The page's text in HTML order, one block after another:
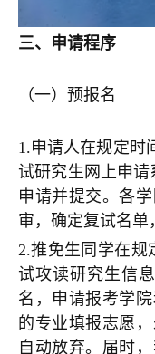
三、申请程序
（一）预报名
1.申请人在规定时
试研究生网上申请
申请并提交。各
审，确定复试名单
2.推免生同学在规
试攻读研究生信
名，申请报考学
的专业填报志愿
自动放弃。届时